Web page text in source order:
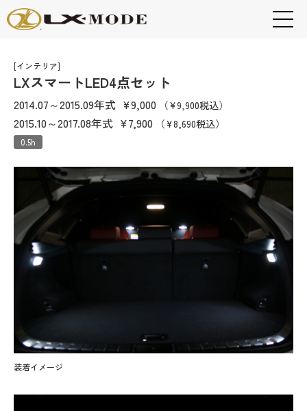
[インテリア]
LXスマートLED4点セット
2014.07～2015.09年式 ¥9,000 （¥9,900税込）
2015.10～2017.08年式 ¥7,900 （¥8,690税込）
0.5h
装着イメージ